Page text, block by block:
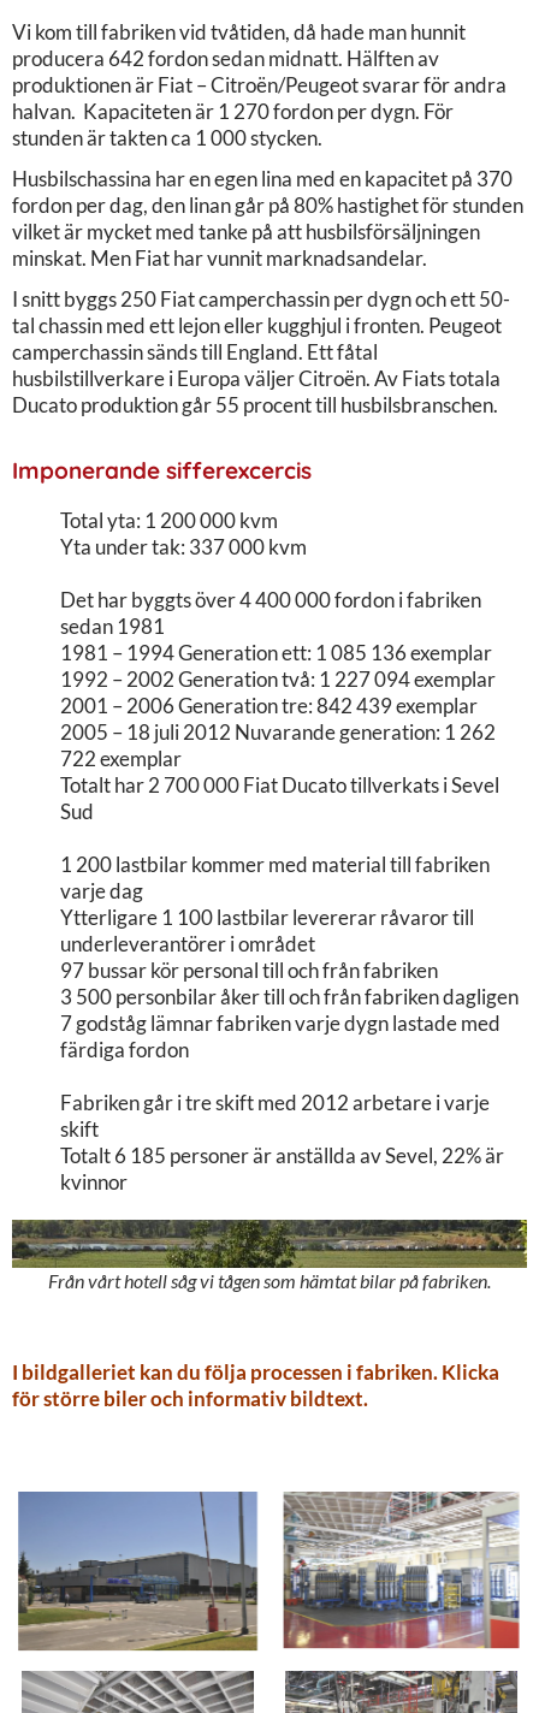
Vi kom till fabriken vid tvåtiden, då hade man hunnit
producera 642 fordon sedan midnatt. Hälften av
produktionen är Fiat – Citroën/Peugeot svarar för andra
halvan. Kapaciteten är 1 270 fordon per dygn. För
stunden är takten ca 1 000 stycken.
Husbilschassina har en egen lina med en kapacitet på 370
fordon per dag, den linan går på 80% hastighet för stunden
vilket är mycket med tanke på att husbilsförsäljningen
minskat. Men Fiat har vunnit marknadsandelar.
I snitt byggs 250 Fiat camperchassin per dygn och ett 50-
tal chassin med ett lejon eller kugghjul i fronten. Peugeot
camperchassin sänds till England. Ett fåtal
husbilstillverkare i Europa väljer Citroën. Av Fiats totala
Ducato produktion går 55 procent till husbilsbranschen.
Imponerande sifferexcercis
Total yta: 1 200 000 kvm
Yta under tak: 337 000 kvm
Det har byggts över 4 400 000 fordon i fabriken
sedan 1981
1981 – 1994 Generation ett: 1 085 136 exemplar
1992 – 2002 Generation två: 1 227 094 exemplar
2001 – 2006 Generation tre: 842 439 exemplar
2005 – 18 juli 2012 Nuvarande generation: 1 262
722 exemplar
Totalt har 2 700 000 Fiat Ducato tillverkats i Sevel
Sud
1 200 lastbilar kommer med material till fabriken
varje dag
Ytterligare 1 100 lastbilar levererar råvaror till
underleverantörer i området
97 bussar kör personal till och från fabriken
3 500 personbilar åker till och från fabriken dagligen
7 godståg lämnar fabriken varje dygn lastade med
färdiga fordon
Fabriken går i tre skift med 2012 arbetare i varje
skift
Totalt 6 185 personer är anställda av Sevel, 22% är
kvinnor
Från vårt hotell såg vi tågen som hämtat bilar på fabriken.
I bildgalleriet kan du följa processen i fabriken. Klicka
för större biler och informativ bildtext.